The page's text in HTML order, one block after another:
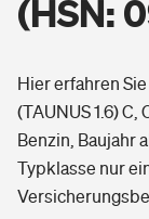
Freizeit
Pri­vate Haft­pflicht­
Gesundheit
(HSN:
Hier erfahren
(TAUNUS 1.6)
Benzin, Baujahr
Typklasse nur